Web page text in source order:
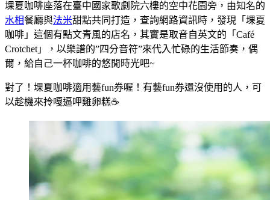
堁夏咖啡座落在臺中國家歌劇院六樓的空中花園旁，由知名的
水相餐廳與法米甜點共同打造，查詢網路資訊時，發現「堁夏
咖啡」這個有點文青風的店名，其實是取音自英文的「Café
Crotchet」，以樂譜的”四分音符”來代入忙碌的生活節奏，偶
爾，給自己一杯咖啡的悠閒時光吧~
對了！堁夏咖啡適用藝fun券喔！有藝fun券還沒使用的人，可
以趁機來拎嘎逼呷雞卵糕☕